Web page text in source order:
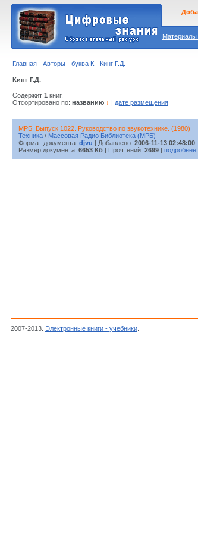
Материалы
Главная - Авторы - буква К - Кинг Г.Д.
Кинг Г.Д.
Содержит 1 книг.
Отсортировано по: названию ↓ дате размещения
МРБ. Выпуск 1022. Руководство по звукотехнике. (1980)
Техника / Массовая Радио Библиотека (МРБ)
Формат документа: djvu | Добавлено: 2006-11-13 02:48:00
Размер документа: 6653 Кб | Прочтений: 2699 подробнее
2007-2013. Электронные книги - учебники